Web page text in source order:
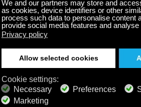
Ela conheceu o
se mudaram para Los
Jazz Orchestra featuring
com seu som nos anos
composições. Ela e Lew se
em 1982. A banda
Toshiko como compositora